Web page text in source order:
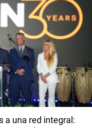
a una red integral: